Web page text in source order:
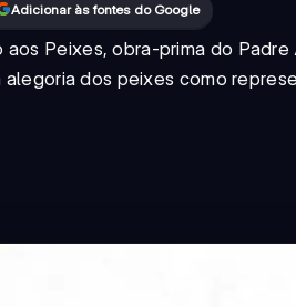
Adicionar às fontes do Google
Peixes, obra-prima do
dos peixes como